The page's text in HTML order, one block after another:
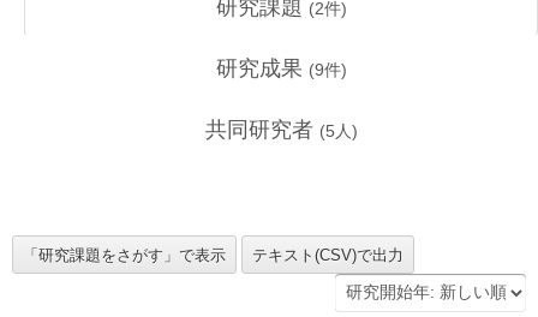
研究課題 (2件)
研究成果 (9件)
共同研究者 (5 人)